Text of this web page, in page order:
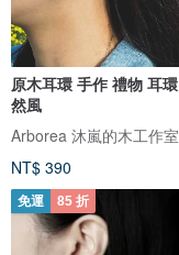
原木耳環 手作 禮物 耳環 耳針 自
然風
Arborea 沐嵐的木工作室
NT$ 390
免運 85 折